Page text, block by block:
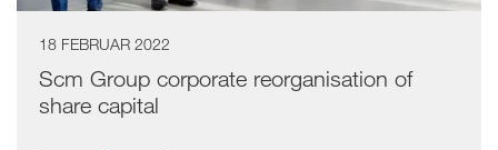
18 FEBRUAR 2022
Scm Group corporate reorganisation of
share capital